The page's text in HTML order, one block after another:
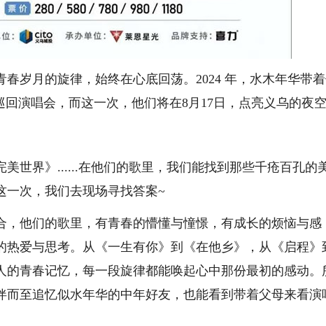
岁月的旋律，始终在心底回荡。2024 年，水木年华带
演唱会，而这一次，他们将在8月17日，点亮义乌的夜
世界》......在他们的歌里，我们能找到那些千疮百孔的
一次，我们去现场寻找答案~
他们的歌里，有青春的懵懂与憧憬，有成长的烦恼与感
爱与思考。从《一生有你》到《在他乡》，从《启程》
的青春记忆，每一段旋律都能唤起心中那份最初的感动。
至追忆似水年华的中年好友，也能看到带着父母来看演